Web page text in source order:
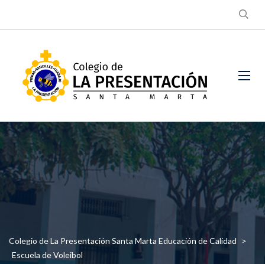
Colegio de La Presentación Santa Marta Educación de Calidad
>
Escuela de Voleibol